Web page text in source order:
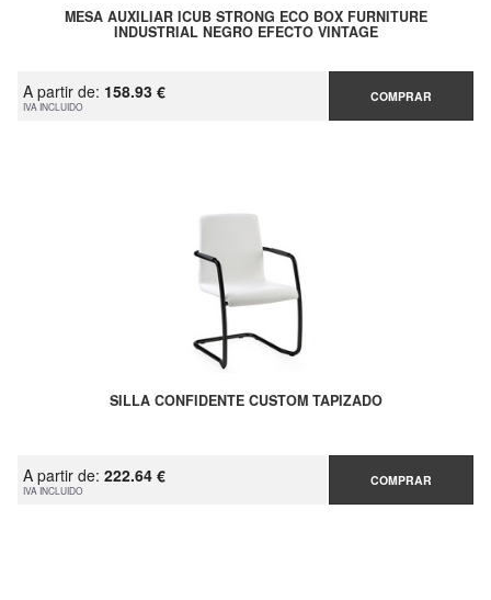
MESA AUXILIAR ICUB STRONG ECO BOX FURNITURE
INDUSTRIAL NEGRO EFECTO VINTAGE
A partir de: 158.93 €
IVA INCLUIDO
COMPRAR
SILLA CONFIDENTE CUSTOM TAPIZADO
A partir de: 222.64 €
IVA INCLUIDO
COMPRAR